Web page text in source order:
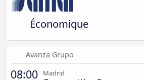
Économique
Avanza Grupo
08:00 Madrid